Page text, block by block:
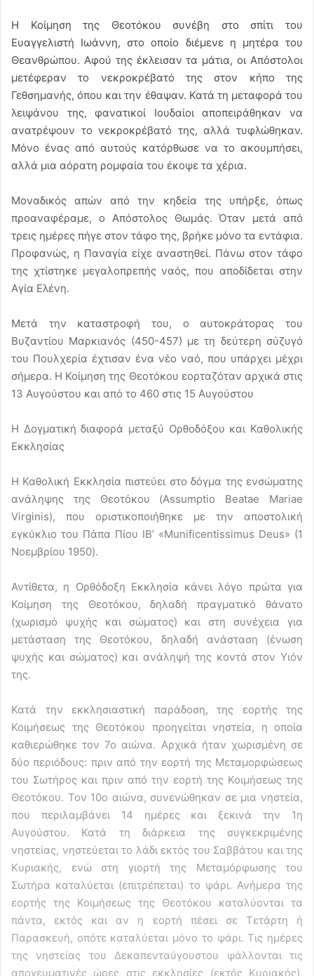
Η Κοίμηση της Θεοτόκου συνέβη στο σπίτι του
Ευαγγελιστή Ιωάννη, στο οποίο διέμενε η μητέρα του
Θεανθρώπου. Αφού της έκλεισαν τα μάτια, οι Απόστολοι
μετέφεραν το νεκροκρέβατό της στον κήπο της
Γεθσημανής, όπου και την έθαψαν. Κατά τη μεταφορά του
λειψάνου της, φανατικοί Ιουδαίοι αποπειράθηκαν να
ανατρέψουν το νεκροκρέβατό της, αλλά τυφλώθηκαν.
Μόνο ένας από αυτούς κατόρθωσε να το ακουμπήσει,
αλλά μια αόρατη ρομφαία του έκοψε τα χέρια.
Μοναδικός απών από την κηδεία της υπήρξε, όπως
προαναφέραμε, ο Απόστολος Θωμάς. Όταν μετά από
τρεις ημέρες πήγε στον τάφο της, βρήκε μόνο τα εντάφια.
Προφανώς, η Παναγία είχε αναστηθεί. Πάνω στον τάφο
της χτίστηκε μεγαλοπρεπής ναός, που αποδίδεται στην
Αγία Ελένη.
Μετά την καταστροφή του, ο αυτοκράτορας του
Βυζαντίου Μαρκιανός (450-457) με τη δεύτερη σύζυγό
του Πουλχερία έχτισαν ένα νέο ναό, που υπάρχει μέχρι
σήμερα. Η Κοίμηση της Θεοτόκου εορταζόταν αρχικά στις
13 Αυγούστου και από το 460 στις 15 Αυγούστου
Η Δογματική διαφορά μεταξύ Ορθοδόξου και Καθολικής
Εκκλησίας
Η Καθολική Εκκλησία πιστεύει στο δόγμα της ενσώματης
ανάληψης της Θεοτόκου (Assumptio Beatae Mariae
Virginis), που οριστικοποιήθηκε με την αποστολική
εγκύκλιο του Πάπα Πίου IB’ «Munificentissimus Deus» (1
Νοεμβρίου 1950).
Αντίθετα, η Ορθόδοξη Εκκλησία κάνει λόγο πρώτα για
Κοίμηση της Θεοτόκου, δηλαδή πραγματικό θάνατο
(χωρισμό ψυχής και σώματος) και στη συνέχεια για
μετάσταση της Θεοτόκου, δηλαδή ανάσταση (ένωση
ψυχής και σώματος) και ανάληψή της κοντά στον Υιόν
της.
Κατά την εκκλησιαστική παράδοση, της εορτής της
Κοιμήσεως της Θεοτόκου προηγείται νηστεία, η οποία
καθιερώθηκε τον 7ο αιώνα. Αρχικά ήταν χωρισμένη σε
δύο περιόδους: πριν από την εορτή της Μεταμορφώσεως
του Σωτήρος και πριν από την εορτή της Κοιμήσεως της
Θεοτόκου. Τον 10ο αιώνα, συνενώθηκαν σε μια νηστεία,
που περιλαμβάνει 14 ημέρες και ξεκινά την 1η
Αυγούστου. Κατά τη διάρκεια της συγκεκριμένης
νηστείας, νηστεύεται το λάδι εκτός του Σαββάτου και της
Κυριακής, ενώ στη γιορτή της Μεταμόρφωσης του
Σωτήρα καταλύεται (επιτρέπεται) το ψάρι. Ανήμερα της
εορτής της Κοιμήσεως της Θεοτόκου καταλύονται τα
πάντα, εκτός και αν η εορτή πέσει σε Τετάρτη ή
Παρασκευή, οπότε καταλύεται μόνο το ψάρι. Τις ημέρες
της νηστείας του Δεκαπενταύγουστου ψάλλονται τις
απογευματινές ώρες στις εκκλησίες (εκτός Κυριακής),